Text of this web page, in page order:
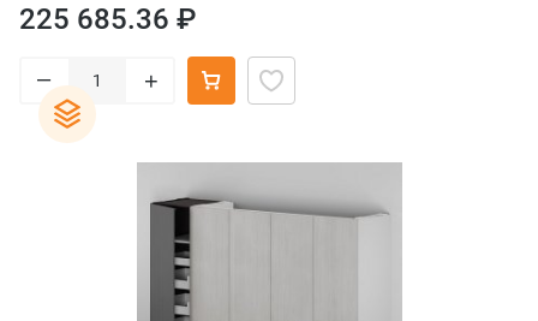
225 685.36 ₽
– +